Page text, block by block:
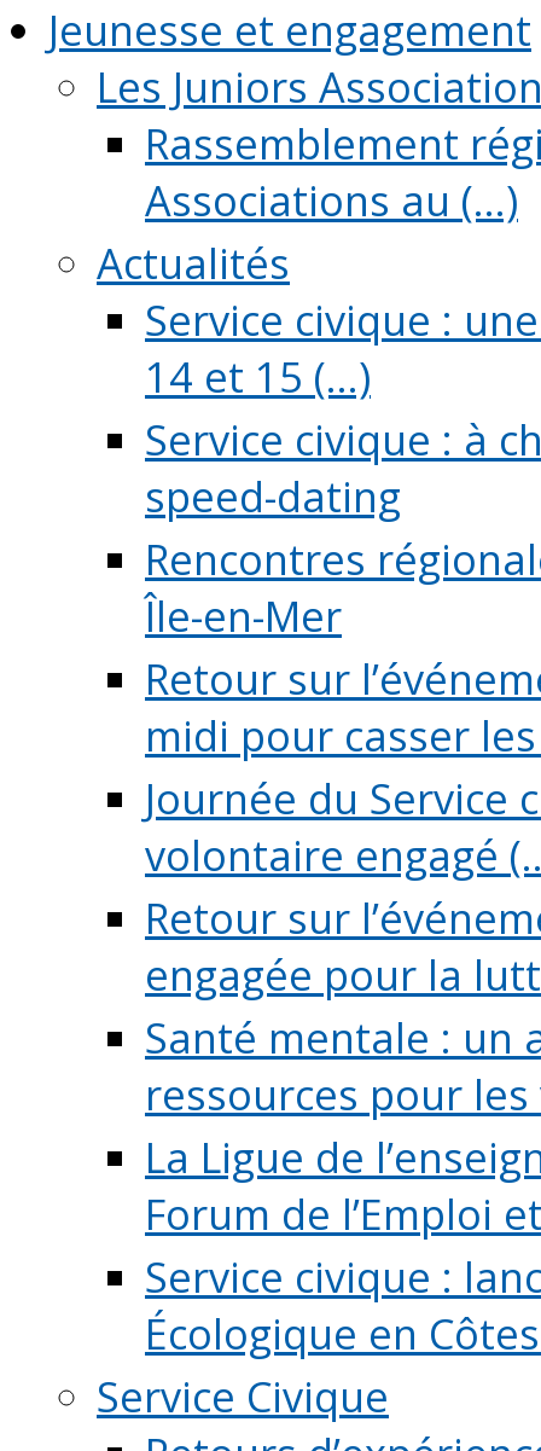
Jeunesse et engagement
Les Juniors
Rassemblement
Associations au (...)
Actualités
Service civique :
14 et 15 (...)
Service civique : à
speed-dating
Rencontres
Île-en-Mer
Retour sur
midi pour casser les
Journée du Service
volontaire engagé
Retour sur
engagée pour la
Santé mentale : un
ressources pour
La Ligue de
Forum de l’Emploi
Service civique :
Écologique en
Service Civique